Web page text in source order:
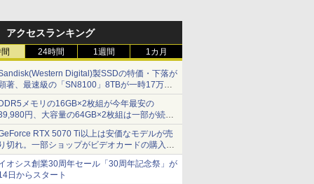
アクセスランキング
24時間 1週間 1カ月
Digital)製SSDの特価・下落が
著、最速級の「SN8100」8TBが一時17万円
れ [8月前半のSSD価格]
メモリの16GB×2枚組が今年最安の
円、大容量の64GB×2枚組は一部が続騰
月前半のメモリ価格]
RTX 5070 Ti以上は安価なモデルが売
切れ。一部ショップがビデオカードの購入制
を実施したニュースが注目を集める AKIBA
Hotline! 先週のアクセスランキング 26年7月
日～26年8月3日
オシス創業30周年セール「30周年記念祭」が
日からスタート